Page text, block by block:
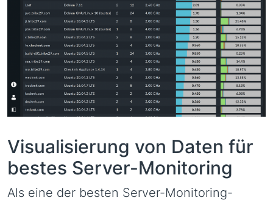
Visualisierung von Daten für
bestes Server-Monitoring
Als eine der besten Server-Monitoring-